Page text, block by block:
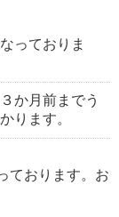
っておりま
か月前までう
ります。
ております。お